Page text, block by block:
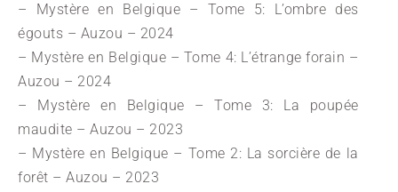
– Mystère en Belgique – Tome 5: L’ombre des
égouts – Auzou – 2024
– Mystère en Belgique – Tome 4: L’étrange forain –
Auzou – 2024
– Mystère en Belgique – Tome 3: La poupée
maudite – Auzou – 2023
– Mystère en Belgique – Tome 2: La sorcière de la
forêt – Auzou – 2023